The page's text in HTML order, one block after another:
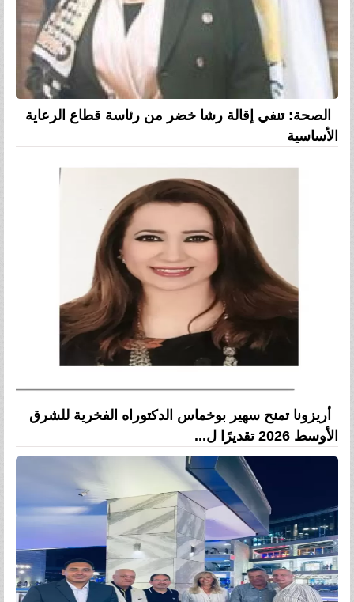
الصحة: تنفي إقالة رشا خضر من رئاسة قطاع الرعاية
الأساسية
أريزونا تمنح سهير بوخماس الدكتوراه الفخرية للشرق
الأوسط 2026 تقديرًا ل...